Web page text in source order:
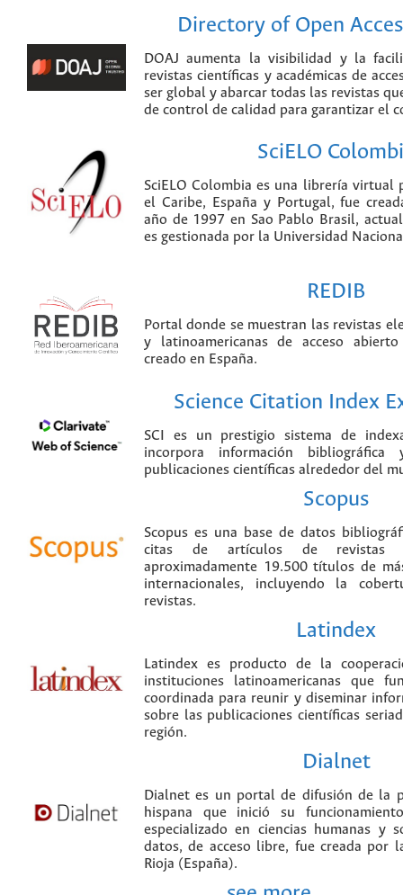
Directory of Open
DOAJ aumenta la visibilidad y la
revistas científicas y académicas de
ser global y abarcar todas las revistas
de control de calidad para garantizar el
SciELO
SciELO Colombia es una librería virtual
el Caribe, España y Portugal, fue
año de 1997 en Sao Pablo Brasil,
es gestionada por la Universidad
REDIB
Portal donde se muestran las revistas
y latinoamericanas de acceso
creado en España.
Science Citation Index
SCI es un prestigio sistema de
incorpora información
publicaciones científicas alrededor del
Scopus
Scopus es una base de datos
citas de artículos de revistas
aproximadamente 19.500 títulos de
internacionales, incluyendo la
revistas.
Latindex
Latindex es producto de la
instituciones latinoamericanas que
coordinada para reunir y diseminar
sobre las publicaciones científicas
región.
Dialnet
Dialnet es un portal de difusión de la
hispana que inició su
especializado en ciencias humanas y
datos, de acceso libre, fue creada por
Rioja (España).